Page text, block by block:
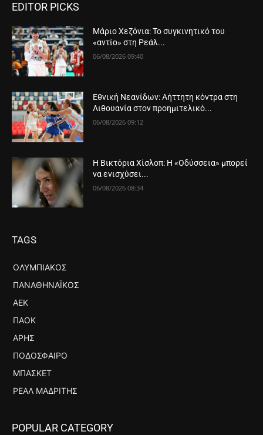
EDITOR PICKS
Μάριο Χεζόνια: Το συγκινητικό του
«αντίο» στη Ρεάλ...
06/08/2026 09:40
Εθνική Νεανίδων: Αήττητη κόντρα στη
Λιθουανία στον προημιτελικό...
06/08/2026 09:12
Η Βικτόρια Χίσλοπ: Η «Οδύσσεια» μπορεί
να ενισχύσει...
06/08/2026 08:34
TAGS
ΟΛΥΜΠΙΑΚΌΣ
ΠΑΝΑΘΗΝΑΪΚΌΣ
ΑΕΚ
ΠΑΟΚ
ΆΡΗΣ
ΠΟΔΌΣΦΑΙΡΟ
ΜΠΆΣΚΕΤ
ΡΕΆΛ ΜΑΔΡΊΤΗΣ
POPULAR CATEGORY